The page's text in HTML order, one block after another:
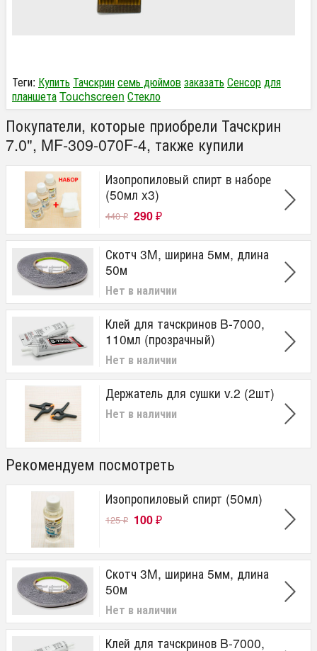
Теги: Купить Тачскринсемь дюймов заказать Сенсор для
планшетаTouchscreen Стекло
Покупатели, которые приобрели Тачскрин
7.0", MF-309-070F-4, также купили
Изопропиловый спирт в наборе
(50мл x3)
440₽ 290 ₽
Скотч 3M, ширина 5мм, длина
50м
Нет в наличии
Клей для тачскринов B-7000,
110мл (прозрачный)
Нет в наличии
Держатель для сушки v.2 (2шт)
Нет в наличии
Рекомендуем посмотреть
Изопропиловый спирт (50мл)
125₽ 100 ₽
Скотч 3M, ширина 5мм, длина
50м
Нет в наличии
Клей для тачскринов B-7000,